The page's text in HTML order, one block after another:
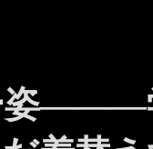
―――